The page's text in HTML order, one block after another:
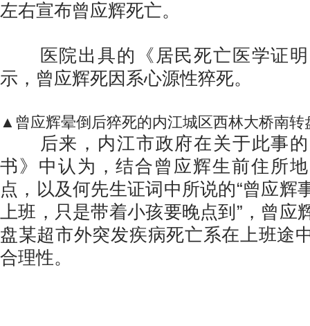
左右宣布曾应辉死亡。
医院出具的《居民死亡医学证明
示，曾应辉死因系心源性猝死。
▲曾应辉晕倒后猝死的内江城区西林大桥南转
后来，内江市政府在关于此事的
书》中认为，结合曾应辉生前住所
点，以及何先生证词中所说的“曾应辉
上班，只是带着小孩要晚点到”， 曾应
盘某超市外突发疾病死亡系在上班途
合理性。